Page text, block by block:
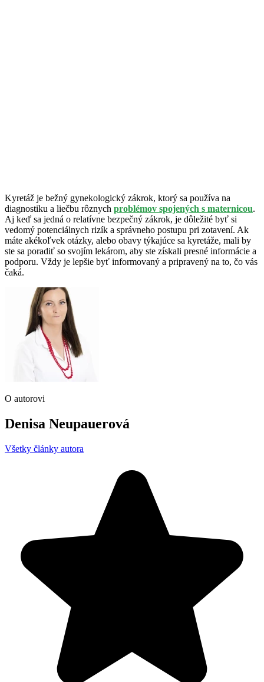
Kyretáž je bežný gynekologický zákrok, ktorý sa používa na
diagnostiku a liečbu rôznych problémov spojených s maternicou.
Aj keď sa jedná o relatívne bezpečný zákrok, je dôležité byť si
vedomý potenciálnych rizík a správneho postupu pri zotavení. Ak
máte akékoľvek otázky, alebo obavy týkajúce sa kyretáže, mali by
ste sa poradiť so svojím lekárom, aby ste získali presné informácie a
podporu. Vždy je lepšie byť informovaný a pripravený na to, čo vás
čaká.
O autorovi
Denisa Neupauerová
Všetky články autora